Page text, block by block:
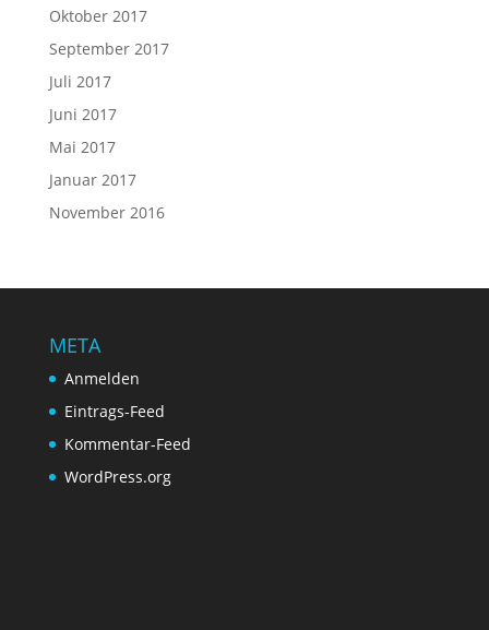
Oktober 2017
September 2017
Juli 2017
Juni 2017
Mai 2017
Januar 2017
November 2016
META
Anmelden
Eintrags-Feed
Kommentar-Feed
WordPress.org